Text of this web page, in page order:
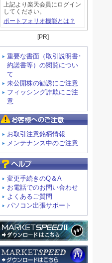
上記より楽天会員にログイン
してください。
ポートフォリオ機能とは？
[PR]
重要な書面（取引説明書･
約諾書等）の閲覧につい
て
未公開株の勧誘にご注意
フィッシング詐欺にご注
意
お取引注意銘柄情報
メンテナンス中のご注意
変更手続きのQ＆A
お電話でのお問い合わせ
よくあるご質問
パソコン出張サポート